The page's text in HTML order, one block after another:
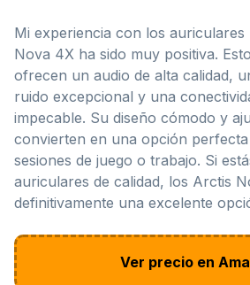
Mi experiencia con los auriculares
Nova 4X ha sido muy positiva.
ofrecen un audio de alta calidad,
ruido excepcional y una
impecable. Su diseño cómodo y
convierten en una opción
sesiones de juego o trabajo. Si
auriculares de calidad, los Arctis
definitivamente una excelente
Ver precio en